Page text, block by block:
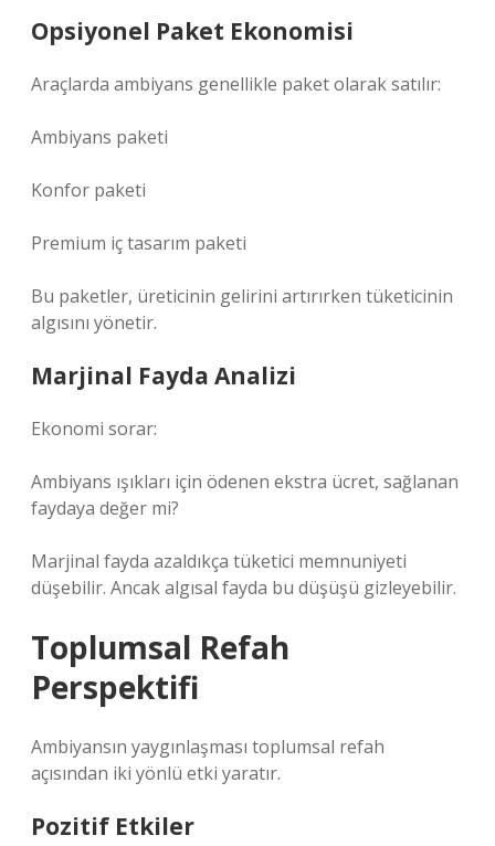
Opsiyonel Paket Ekonomisi
Araçlarda ambiyans genellikle paket olarak satılır:
Ambiyans paketi
Konfor paketi
Premium iç tasarım paketi
Bu paketler, üreticinin gelirini artırırken tüketicinin
algısını yönetir.
Marjinal Fayda Analizi
Ekonomi sorar:
Ambiyans ışıkları için ödenen ekstra ücret, sağlanan
faydaya değer mi?
Marjinal fayda azaldıkça tüketici memnuniyeti
düşebilir. Ancak algısal fayda bu düşüşü gizleyebilir.
Toplumsal Refah
Perspektifi
Ambiyansın yaygınlaşması toplumsal refah
açısından iki yönlü etki yaratır.
Pozitif Etkiler